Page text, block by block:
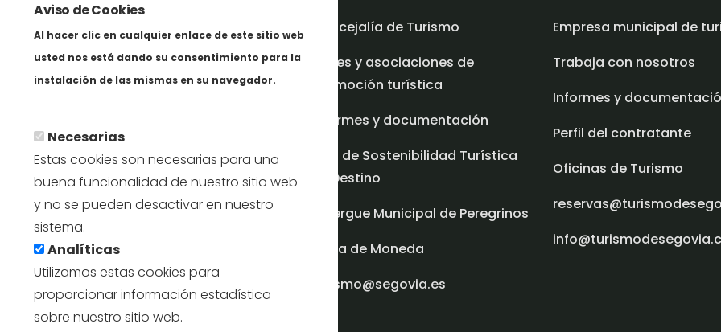
Aviso de Cookies
Al hacer clic en cualquier enlace de este sitio web
usted nos está dando su consentimiento para la
instalación de las mismas en su navegador.
Necesarias
Estas cookies son necesarias para una
buena funcionalidad de nuestro sitio web
y no se pueden desactivar en nuestro
sistema.
Analíticas
Utilizamos estas cookies para
proporcionar información estadística
sobre nuestro sitio web.
Concejalía de Turismo
Redes y asociaciones de
promoción turística
Informes y documentación
Plan de Sostenibilidad Turística
en Destino
Albergue Municipal de Peregrinos
Casa de Moneda
turismo@segovia.es
Empresa municipal de
Trabaja con nosotros
Informes y
Perfil del contratante
Oficinas de Turismo